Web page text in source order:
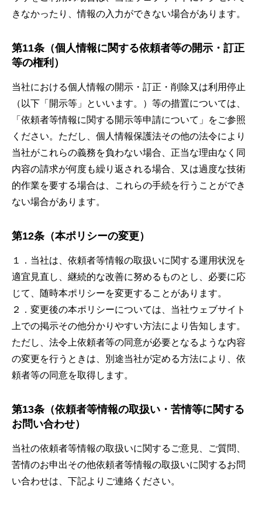
きなかったり、情報の入力ができない場合があります。
第11条（個人情報に関する依頼者等の開示・訂正
等の権利）
当社における個人情報の開示・訂正・削除又は利用停止
（以下「開示等」といいます。）等の措置については、
「依頼者等情報に関する開示等申請について」
をご参照
ください。ただし、個人情報保護法その他の法令により
当社がこれらの義務を負わない場合、正当な理由なく同
内容の請求が何度も繰り返される場合、又は過度な技術
的作業を要する場合は、これらの手続を行うことができ
ない場合があります。
第12条（本ポリシーの変更）
１．当社は、依頼者等情報の取扱いに関する運用状況を
適宜見直し、継続的な改善に努めるものとし、必要に応
じて、随時本ポリシーを変更することがあります。
２．変更後の本ポリシーについては、当社ウェブサイト
上での掲示その他分かりやすい方法により告知します。
ただし、法令上依頼者等の同意が必要となるような内容
の変更を行うときは、別途当社が定める方法により、依
頼者等の同意を取得します。
第13条（依頼者等情報の取扱い・苦情等に関する
お問い合わせ）
当社の依頼者等情報の取扱いに関するご意見、ご質問、
苦情のお申出その他依頼者等情報の取扱いに関するお問
い合わせは、下記よりご連絡ください。